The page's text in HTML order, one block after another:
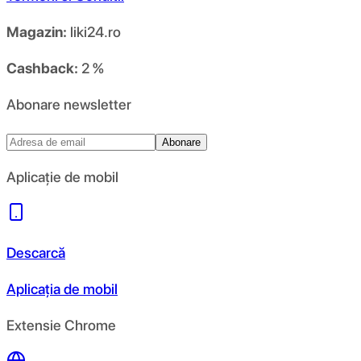
Magazin: liki24.ro
Cashback: 2 %
Abonare newsletter
Abonare
Aplicație de mobil
Descarcă
Aplicația de mobil
Extensie Chrome